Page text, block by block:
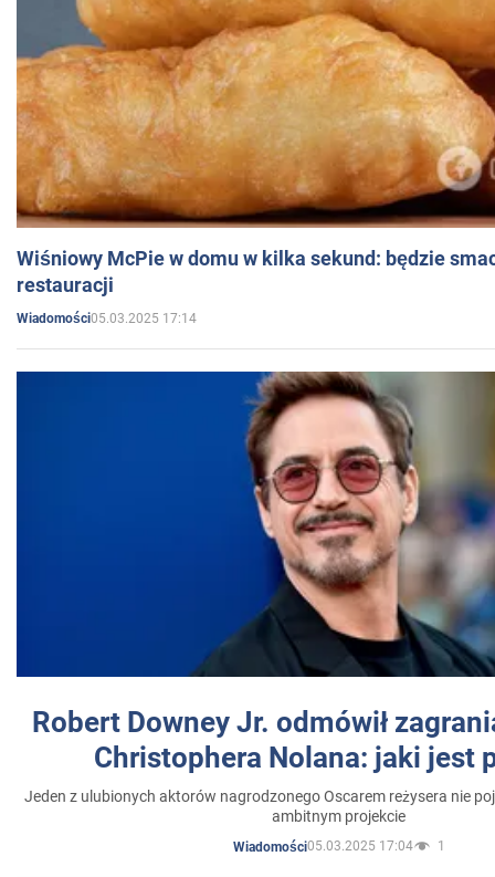
Wiśniowy McPie w domu w kilka sekund: będzie
restauracji
Wiadomości05.03.2025 17:14
Robert Downey Jr. odmówił
Christophera Nolana: jaki jest
Jeden z ulubionych aktorów nagrodzonego Oscarem reżysera nie
ambitnym projekcie
Wiadomości05.03.2025 17:04 1